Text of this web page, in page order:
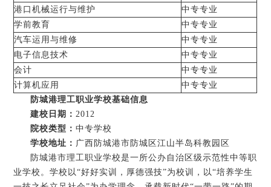
港口机械运行与维护
中专专业
学前教育
中专专业
汽车运用与维修
中专专业
电子信息技术
中专专业
会计
中专专业
计算机应用
中专专业
防城港理工职业学校基础信息
建校日期：2012
院校类型：中专学校
学校地址： 广西防城港市防城区江山半岛科教园区
防城港市理工职业学校是一所公办自治区级示范性中等职
业学校。学校以“好好实训，厚德强技”为校训，以“培养学生